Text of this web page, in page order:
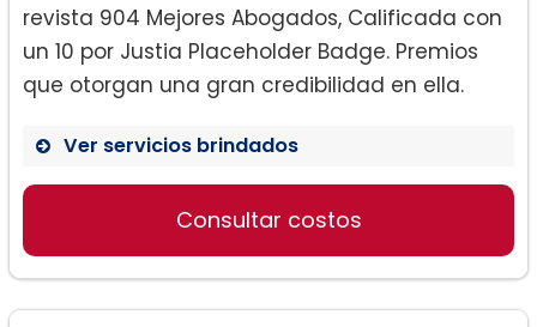
revista 904 Mejores Abogados, Calificada con
un 10 por Justia Placeholder Badge. Premios
que otorgan una gran credibilidad en ella.
Ver servicios brindados
Inmigración De Negocios:
Consultar costos